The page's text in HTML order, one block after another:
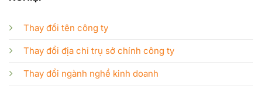
Thay đổi tên công ty
Thay đổi địa chỉ trụ sở chính công ty
Thay đổi ngành nghề kinh doanh